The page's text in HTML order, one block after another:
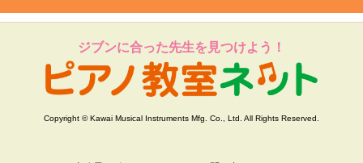
ジブンに合った先生を見つけよう！
Copyright © Kawai Musical Instruments Mfg. Co., Ltd. All Rights Reserved.